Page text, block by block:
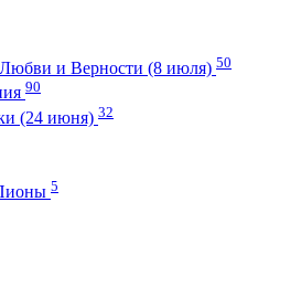
и Верности (8 июля) 50
90
(24 июня) 32
5